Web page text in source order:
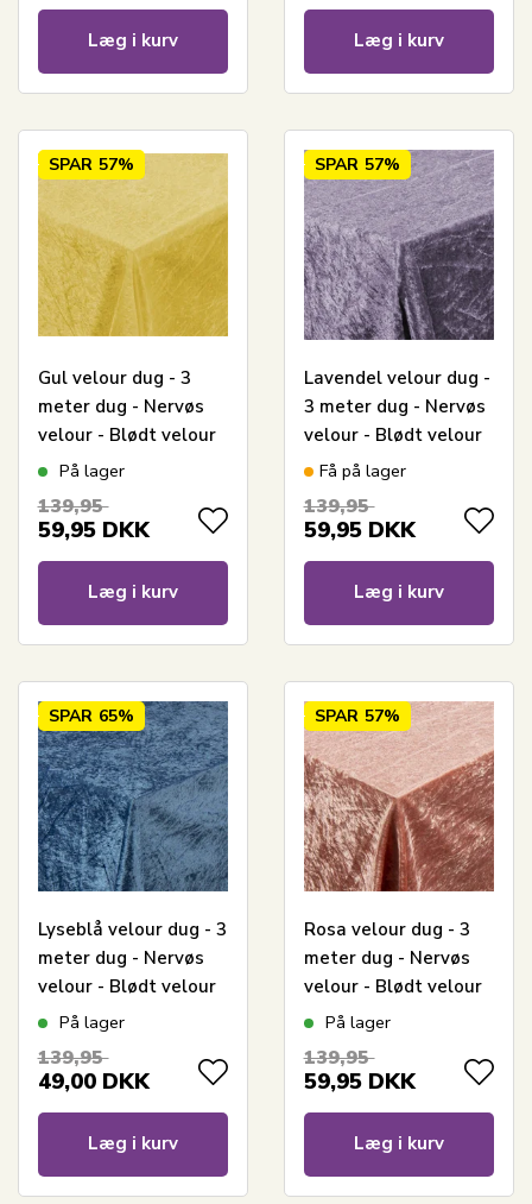
Læg i kurv Læg i kurv
SPAR 57%
Gul velour dug - 3
meter dug - Nervøs
velour - Blødt velour
stof til borddug -
På lager
139,95
59,95 DKK
Læg i kurv
SPAR 57%
Lavendel velour dug -
3 meter dug - Nervøs
velour - Blødt velour
stof til borddug -
Få på lager
139,95
59,95 DKK
Læg i kurv
SPAR 65%
Lyseblå velour dug - 3
meter dug - Nervøs
velour - Blødt velour
stof til borddug -
På lager
139,95
49,00 DKK
Læg i kurv
SPAR 57%
Rosa velour dug - 3
meter dug - Nervøs
velour - Blødt velour
stof til borddug -
På lager
139,95
59,95 DKK
Læg i kurv